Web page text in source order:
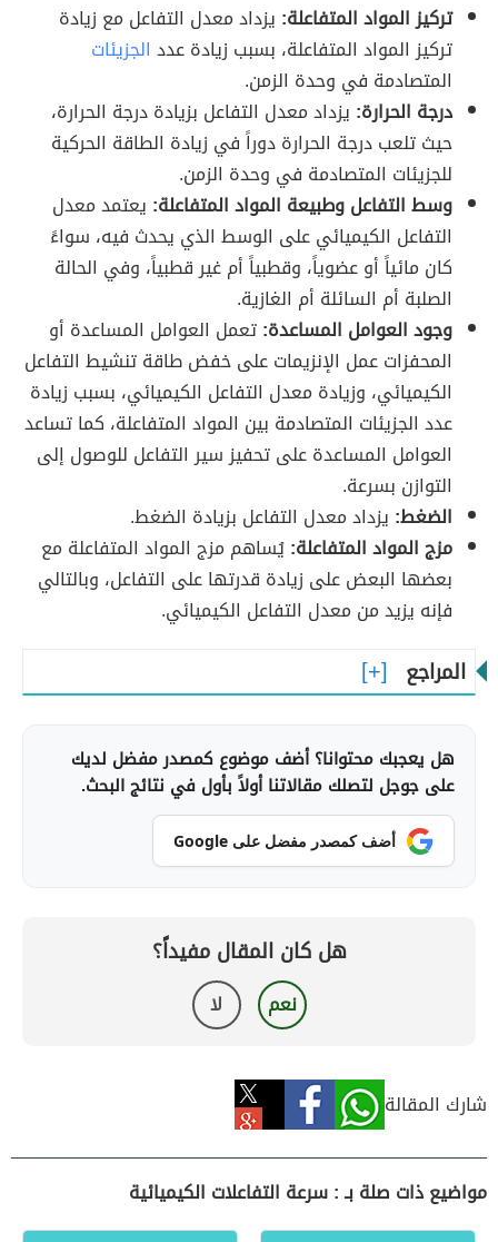
تركيز المواد المتفاعلة: يزداد معدل التفاعل مع زيادة
تركيز المواد المتفاعلة، بسبب زيادة عدد الجزيئات
المتصادمة في وحدة الزمن.
درجة الحرارة: يزداد معدل التفاعل بزيادة درجة الحرارة،
حيث تلعب درجة الحرارة دوراً في زيادة الطاقة الحركية
للجزيئات المتصادمة في وحدة الزمن.
وسط التفاعل وطبيعة المواد المتفاعلة: يعتمد معدل
التفاعل الكيميائي على الوسط الذي يحدث فيه، سواءً
كان مائياً أو عضوياً، وقطبياً أم غير قطبياً، وفي الحالة
الصلبة أم السائلة أم الغازية.
وجود العوامل المساعدة:تعمل العوامل المساعدة أو
المحفزات عمل الإنزيمات على خفض طاقة تنشيط التفاعل
الكيميائي، وزيادة معدل التفاعل الكيميائي، بسبب زيادة
عدد الجزيئات المتصادمة بين المواد المتفاعلة، كما تساعد
العوامل المساعدة على تحفيز سير التفاعل للوصول إلى
التوازن بسرعة.
الضغط: يزداد معدل التفاعل بزيادة الضغط.
مزج المواد المتفاعلة:يُساهم مزج المواد المتفاعلة مع
بعضها البعض على زيادة قدرتها على التفاعل، وبالتالي
فإنه يزيد من معدل التفاعل الكيميائي.
المراجع
هل يعجبك محتوانا؟ أضف موضوع كمصدر مفضل لديك
على جوجل لتصلك مقالاتنا أولاً بأول في نتائج البحث.
أضف كمصدر مفضل على Google
هل كان المقال مفيداً؟
نعم لا
شارك المقالة
مواضيع ذات صلة بـ : سرعة التفاعلات الكيميائية